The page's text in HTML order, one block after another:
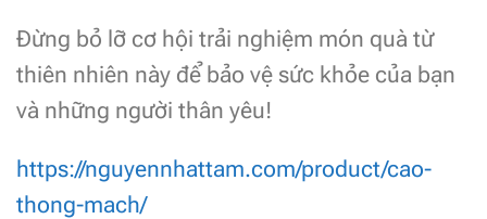
Đừng bỏ lỡ cơ hội trải nghiệm món quà từ
thiên nhiên này để bảo vệ sức khỏe của bạn
và những người thân yêu!
https://nguyennhattam.com/product/cao-
thong-mach/